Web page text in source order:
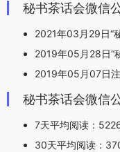
秘书茶话会微信
2021年03月29日“
2019年05月28日“
2019年05月07日
秘书茶话会微信
7天平均阅读：
30天平均阅读：